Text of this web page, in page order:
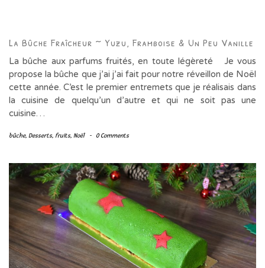
La Bûche Fraîcheur ~ Yuzu, Framboise & Un Peu Vanille
La bûche aux parfums fruités, en toute légèreté Je vous
propose la bûche que j’ai j’ai fait pour notre réveillon de Noël
cette année. C’est le premier entremets que je réalisais dans
la cuisine de quelqu’un d’autre et qui ne soit pas une
cuisine…
bûche, Desserts, fruits, Noël - 0 Comments